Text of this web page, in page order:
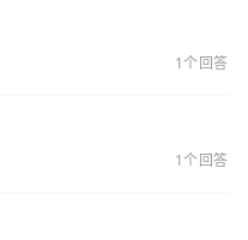
1个回答
1个回答